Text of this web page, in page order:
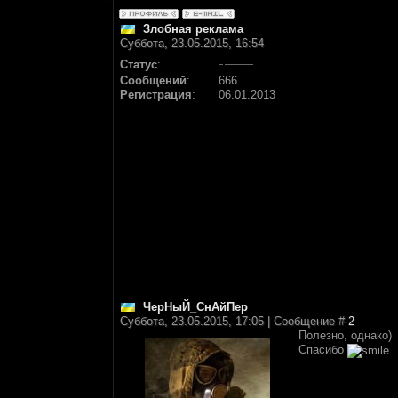
Злобная реклама
Суббота, 23.05.2015, 16:54
Статус:
Сообщений:
666
Регистрация: 06.01.2013
ЧерНыЙ_СнАйПер
Суббота, 23.05.2015, 17:05 | Сообщение # 2
Полезно, однако)
Спасибо